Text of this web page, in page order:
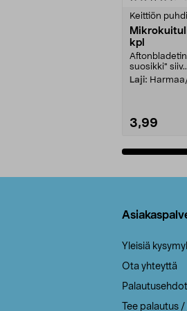
Keittiön
kpl
suosikki"
Laji:
3,99
Yleisiä
Ota yhteyttä
Palautusehdot
Tee palautus